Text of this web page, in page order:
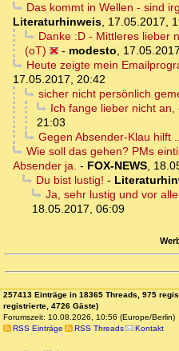
Das kommt in Wellen - sind
Literaturhinweis, 17.05.2017,
Danke :D - Mittleres lieber
(oT)
- modesto,
Heute zeigte mein
17.05.2017, 20:42
sicher nicht persönlich
Ich fange lieber nicht an,
21:03
Gegen Absender-Klau hilft
Wie soll das gehen? PMs
Absender ja. - FOX-NEWS,
Du bist lustig! -
Ja, sehr lustig und vor
18.05.2017, 06:09
257413 Einträge in 18365 Threads, 975
registrierte, 4726 Gäste)
Forumszeit: 10.08.2026, 10:56 (Europe/Berlin)
RSS Einträge
RSS Threads Kontakt